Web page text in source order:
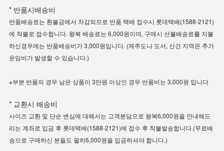
* 반품시배송비
반품배송료는 환불금에서 차감되므로 반품 택배 접수시 롯데택배(1588-2121)
에 착불로 접수합니다. 왕복 배송료는 6,000원이며, 구매시 선불배송료를 지불
하신경우에는 반품배송비가 3,000원입니다. (제주도나 도서, 산간 지역은 추가
운임비가 발생할 수 있습니다.)
※부분 반품의 경우 남은 상품이 3만원 이상인 경우 반품비는 3,000원 입니다
* 교환시 배송비
사이즈 교환 및 단순 변심에 대해서는 고객분담으로 왕복6,000원을 안내해드
리는 계좌로 입금 후 롯데택배(1588-2121)에 접수 후 착불발송합니다.(무료배
송으로 구매하신 분들도 필히6,000원을 입금하셔야 합니다.)